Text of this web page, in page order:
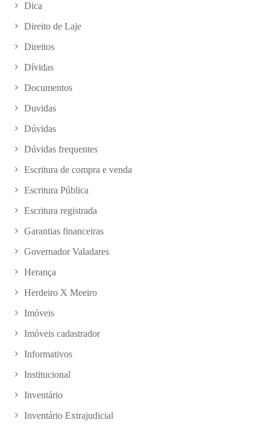
Dica
Direito de Laje
Direitos
Dívidas
Documentos
Duvidas
Dúvidas
Dúvidas frequentes
Escritura de compra e venda
Escritura Pública
Escritura registrada
Garantias financeiras
Governador Valadares
Herança
Herdeiro X Meeiro
Imóveis
Imóveis cadastrador
Informativos
Institucional
Inventário
Inventário Extrajudicial